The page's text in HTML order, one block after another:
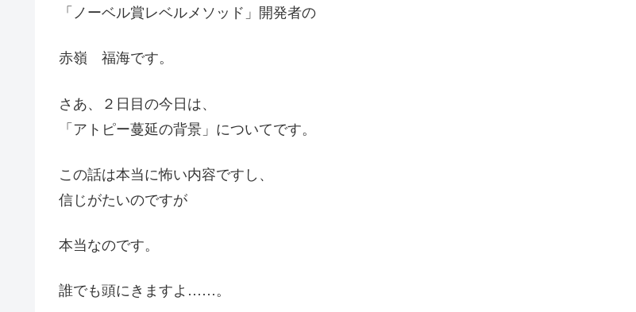
「ノーベル賞レベルメソッド」開発者の
赤嶺 福海です。
さあ、２日目の今日は、
「アトピー蔓延の背景」についてです。
この話は本当に怖い内容ですし、
信じがたいのですが
本当なのです。
誰でも頭にきますよ……。